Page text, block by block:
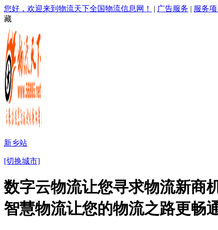
您好，欢迎来到物流天下全国物流信息网！ | 广告服务 | 服务
藏
新乡站
[切换城市]
数字云物流让您寻求物流新商
智慧物流让您的物流之路更畅